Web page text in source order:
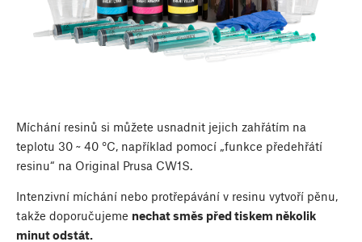
Míchání resinů si můžete usnadnit jejich zahřátím na
teplotu 30 ~ 40 °C, například pomocí „funkce předehřátí
resinu“ na Original Prusa CW1S.
Intenzivní míchání nebo protřepávání v resinu vytvoří pěnu,
takže doporučujeme nechat směs před tiskem několik
minut odstát.